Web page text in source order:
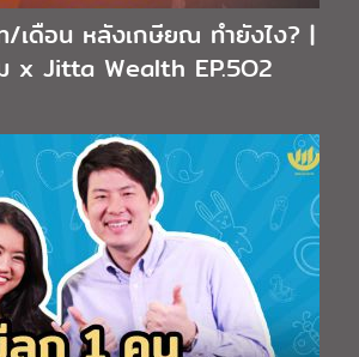
/เดือน หลังเกษียณ ทำยังไง? |
x Jitta Wealth EP.5O2